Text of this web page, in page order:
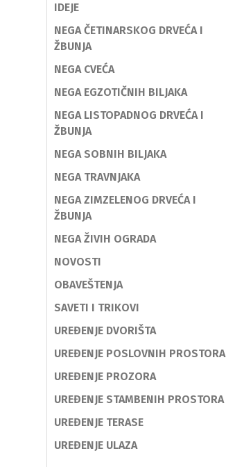
IDEJE
NEGA ČETINARSKOG DRVEĆA I
ŽBUNJA
NEGA CVEĆA
NEGA EGZOTIČNIH BILJAKA
NEGA LISTOPADNOG DRVEĆA I
ŽBUNJA
NEGA SOBNIH BILJAKA
NEGA TRAVNJAKA
NEGA ZIMZELENOG DRVEĆA I
ŽBUNJA
NEGA ŽIVIH OGRADA
NOVOSTI
OBAVEŠTENJA
SAVETI I TRIKOVI
UREĐENJE DVORIŠTA
UREĐENJE POSLOVNIH PROSTORA
UREĐENJE PROZORA
UREĐENJE STAMBENIH PROSTORA
UREĐENJE TERASE
UREĐENJE ULAZA